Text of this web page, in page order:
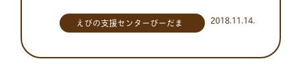
2018.11.14.
えびの支援センターびーだま